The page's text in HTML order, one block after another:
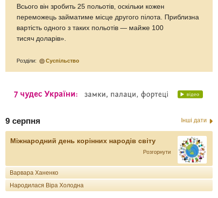
Всього він зробить 25 польотів, оскільки кожен
переможець займатиме місце другого пілота. Приблизна
вартість одного з таких польотів — майже 100
тисяч доларів».
Розділи: Суспільство
9 серпня Інші дати
Міжнародний день корінних народів світу
Розгорнути
Варвара Ханенко
Народилася Віра Холодна